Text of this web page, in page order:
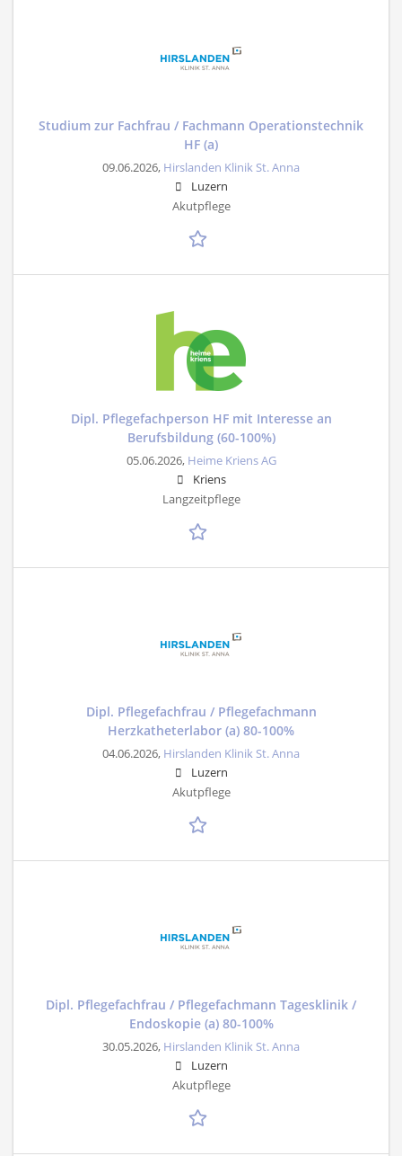
Studium zur Fachfrau / Fachmann Operationstechnik
HF (a)
09.06.2026, Hirslanden Klinik St. Anna
Luzern
Akutpflege
Dipl. Pflegefachperson HF mit Interesse an
Berufsbildung (60-100%)
05.06.2026, Heime Kriens AG
Kriens
Langzeitpflege
Dipl. Pflegefachfrau / Pflegefachmann
Herzkatheterlabor (a) 80-100%
04.06.2026, Hirslanden Klinik St. Anna
Luzern
Akutpflege
Dipl. Pflegefachfrau / Pflegefachmann Tagesklinik /
Endoskopie (a) 80-100%
30.05.2026, Hirslanden Klinik St. Anna
Luzern
Akutpflege